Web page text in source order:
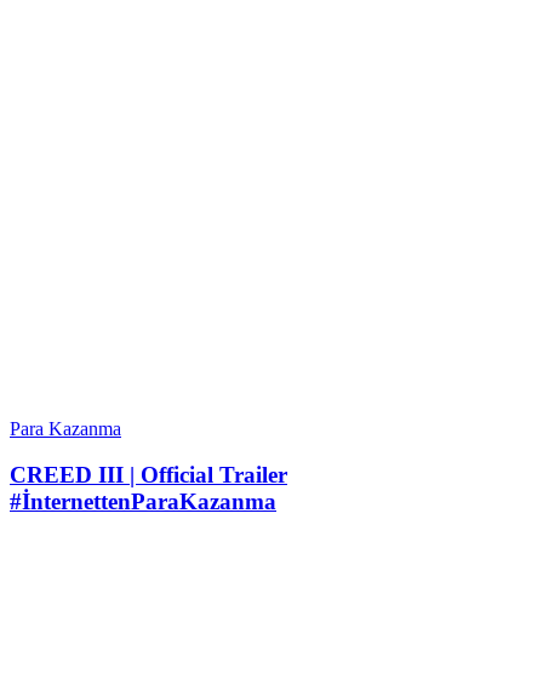
Para Kazanma
CREED III | Official Trailer
#İnternettenParaKazanma